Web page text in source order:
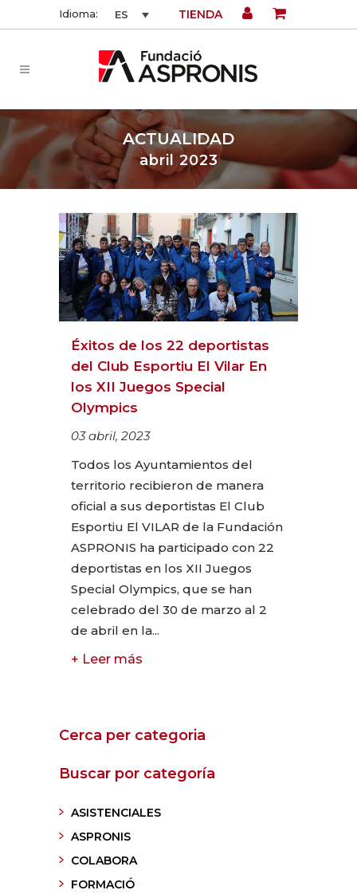
Idioma: ES TIENDA
ACTUALIDAD
abril 2023
Éxitos de los 22 deportistas
del Club Esportiu El Vilar En
los XII Juegos Special
Olympics
03 abril, 2023
Todos los Ayuntamientos del
territorio recibieron de manera
oficial a sus deportistas El Club
Esportiu El VILAR de la Fundación
ASPRONIS ha participado con 22
deportistas en los XII Juegos
Special Olympics, que se han
celebrado del 30 de marzo al 2
de abril en la...
+ Leer más
Cerca per categoria
Buscar por categoría
ASISTENCIALES
ASPRONIS
COLABORA
FORMACIÓ